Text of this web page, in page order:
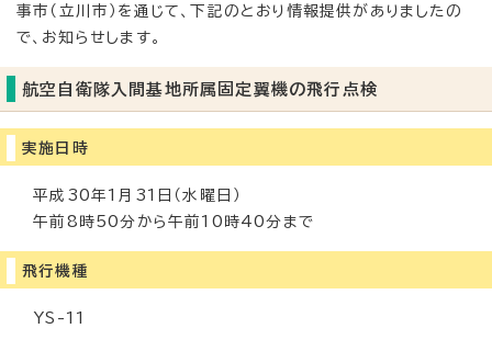
事市（立川市）を通じて、下記のとおり情報提供がありましたの
で、お知らせします。
航空自衛隊入間基地所属固定翼機の飛行点検
実施日時
平成30年1月31日（水曜日）
午前8時50分から午前10時40分まで
飛行機種
YS-11